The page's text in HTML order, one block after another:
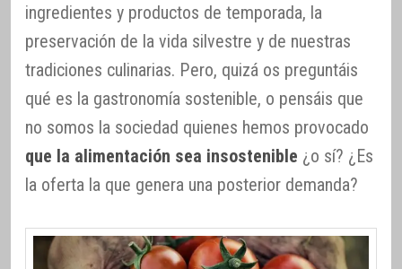
ingredientes y productos de temporada, la
preservación de la vida silvestre y de nuestras
tradiciones culinarias. Pero, quizá os preguntáis
qué es la gastronomía sostenible, o pensáis que
no somos la sociedad quienes hemos provocado
que la alimentación sea insostenible ¿o sí? ¿Es
la oferta la que genera una posterior demanda?